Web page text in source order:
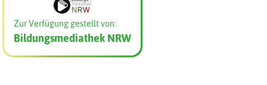
Zur Verfügung gestellt von:
Bildungsmediathek NRW